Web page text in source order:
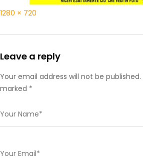
1280 × 720
Leave a reply
Your email address will not be
marked *